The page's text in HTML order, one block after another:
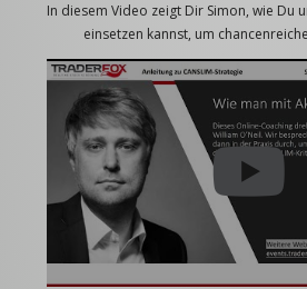
In diesem Video zeigt Dir Simon, wie Du
einsetzen kannst, um